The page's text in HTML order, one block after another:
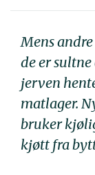
Mens
de er
jerven
matlager.
bruker
kjøtt fra